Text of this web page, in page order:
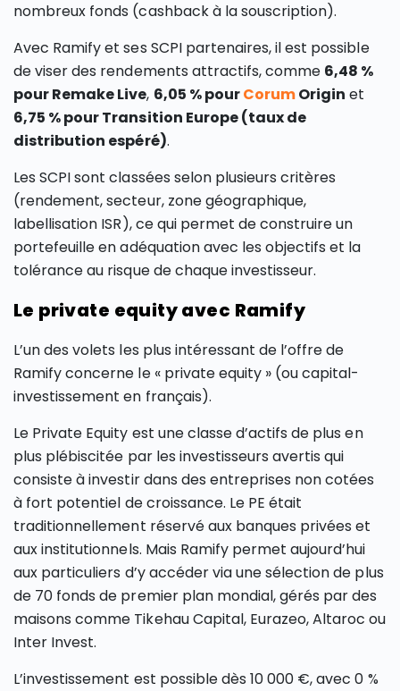
nombreux fonds (cashback à la souscription).
Avec Ramify et ses SCPI partenaires, il est possible
de viser des rendements attractifs, comme 6,48 %
pour Remake Live, 6,05 % pourCorumOrigin et
6,75 % pour Transition Europe (taux de
distribution espéré).
Les SCPI sont classées selon plusieurs critères
(rendement, secteur, zone géographique,
labellisation ISR), ce qui permet de construire un
portefeuille en adéquation avec les objectifs et la
tolérance au risque de chaque investisseur.
Le private equity avec Ramify
L’un des volets les plus intéressant de l’offre de
Ramify concerne le « private equity » (ou capital-
investissement en français).
Le Private Equity est une classe d’actifs de plus en
plus plébiscitée par les investisseurs avertis qui
consiste à investir dans des entreprises non cotées
à fort potentiel de croissance. Le PE était
traditionnellement réservé aux banques privées et
aux institutionnels. Mais Ramify permet aujourd’hui
aux particuliers d’y accéder via une sélection de plus
de 70 fonds de premier plan mondial, gérés par des
maisons comme Tikehau Capital, Eurazeo, Altaroc ou
Inter Invest.
L’investissement est possible dès 10 000 €, avec 0 %